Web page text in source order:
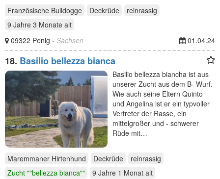
Französische Bulldogge Deckrüde
reinrassig
9 Jahre 3 Monate alt
09322 Penig - Sachsen 01.04.24
18. Basilio bellezza bianca
Basilio bellezza biancha ist aus
unserer Zucht aus dem B- Wurf.
Wie auch seine Eltern Quinto
und Angelina ist er ein typvoller
Vertreter der Rasse, ein
mittelgroßer und - schwerer
Rüde mit…
Maremmaner Hirtenhund Deckrüde
reinrassig
Zucht ""bellezza bianca""
9 Jahre 1 Monat alt